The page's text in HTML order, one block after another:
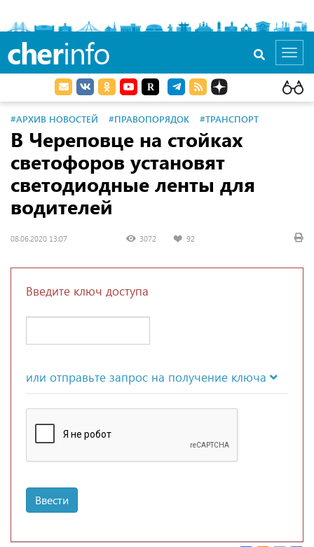
cherinfo
#АРХИВ НОВОСТЕЙ #ПРАВОПОРЯДОК #ТРАНСПОРТ
В Череповце на стойках
светофоров установят
светодиодные ленты для
водителей
08.06.2020 13:07 3072 92
Введите ключ доступа
или отправьте запрос на получение ключа
Ввести